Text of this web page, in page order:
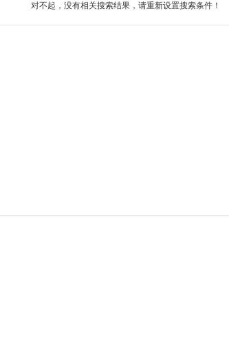
对不起，没有相关搜索结果，请重新设置搜索条件！